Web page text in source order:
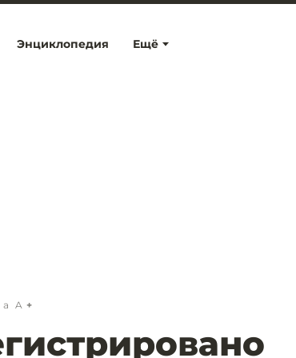
Ещё
Энциклопедия
a A